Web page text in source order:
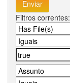
Filtros correntes: